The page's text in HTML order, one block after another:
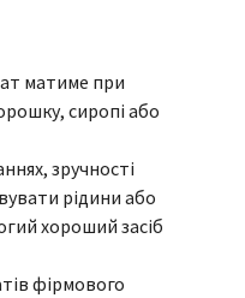
матиме при
сиропі або
зручності
рідини або
хороший засіб
фірмового